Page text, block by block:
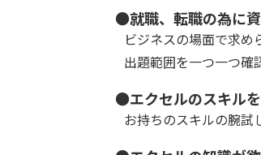
●就職、転職の為に
ビジネスの場面で求め
出題範囲を一つ一つ確
●エクセルのスキル
お持ちのスキルの腕試